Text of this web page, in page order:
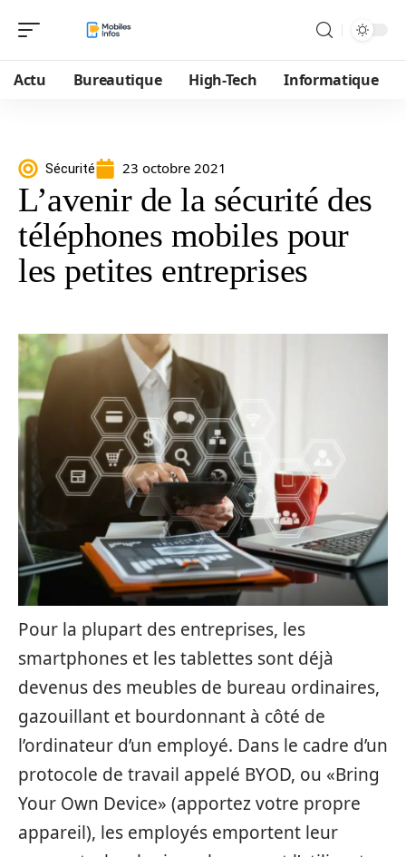
Actu Bureautique High-Tech Informatique
Sécurité 23 octobre 2021
L’avenir de la sécurité des
téléphones mobiles pour
les petites entreprises
Pour la plupart des entreprises, les
smartphones et les tablettes sont déjà
devenus des meubles de bureau ordinaires,
gazouillant et bourdonnant à côté de
l’ordinateur d’un employé. Dans le cadre d’un
protocole de travail appelé BYOD, ou «Bring
Your Own Device» (apportez votre propre
appareil), les employés emportent leur